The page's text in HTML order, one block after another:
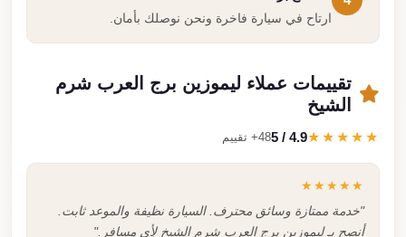
ارتاح في سيارة فاخرة ونحن نوصلك بأمان.
تقييمات عملاء ليموزين برج العرب شرم
الشيخ
★★★★★
4.9 / 5 48+ تقييم
★★★★★
"خدمة ممتازة وسائق محترف. السيارة نظيفة والموعد ثابت.
أنصح بـ ليموزين برج العرب شرم الشيخ لأي مسافر."